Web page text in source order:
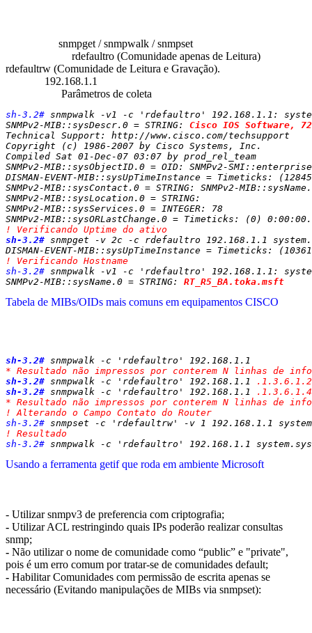
snmpget / snmpwalk / snmpset
rdefaultro (Comunidade apenas de Leitura)
rdefaultrw (Comunidade de Leitura e Gravação).
192.168.1.1
Parâmetros de coleta
sh-3.2# snmpwalk -v1 -c 'rdefaultro' 192.168.1.1:
SNMPv2-MIB::sysDescr.0 = STRING: Cisco IOS Software,
Technical Support: http://www.cisco.com/techsupport
Copyright (c) 1986-2007 by Cisco Systems, Inc.
Compiled Sat 01-Dec-07 03:07 by prod_rel_team
SNMPv2-MIB::sysObjectID.0 = OID: SNMPv2-
DISMAN-EVENT-MIB::sysUpTimeInstance = Timeticks:
SNMPv2-MIB::sysContact.0 = STRING: SNMPv2-
SNMPv2-MIB::sysLocation.0 = STRING:
SNMPv2-MIB::sysServices.0 = INTEGER: 78
! Verificando Uptime do ativo
sh-3.2# snmpget -v 2c -c rdefaultro 192.168.1.1
DISMAN-EVENT-MIB::sysUpTimeInstance = Timeticks:
! Verificando Hostname
sh-3.2# snmpwalk -v1 -c 'rdefaultro' 192.168.1.1:
SNMPv2-MIB::sysName.0 = STRING: RT_R5_BA.toka.msft
Tabela de MIBs/OIDs mais comuns em equipamentos CISCO
sh-3.2# snmpwalk -c 'rdefaultro' 192.168.1.1
* Resultado não impressos por conterem N linhas de
sh-3.2# snmpwalk -c 'rdefaultro' 192.168.1.1
.1.3.6.1.2
sh-3.2# snmpwalk -c 'rdefaultro' 192.168.1.1
.1.3.6.1.4
* Resultado não impressos por conterem N linhas de
! Alterando o Campo Contato do Router
sh-3.2# snmpset -c 'rdefaultrw' -v 1 192.168.1.1
! Resultado
sh-3.2# snmpwalk -c 'rdefaultro' 192.168.1.1
Usando a ferramenta getif que roda em ambiente Microsoft
- Utilizar snmpv3 de preferencia com criptografia;
- Utilizar ACL restringindo quais IPs poderão realizar consultas
snmp;
- Não utilizar o nome de comunidade como “public” e "private",
pois é um erro comum por tratar-se de comunidades default;
- Habilitar Comunidades com permissão de escrita apenas se
necessário (Evitando manipulações de MIBs via snmpset):